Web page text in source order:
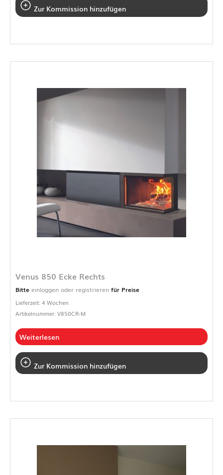
Zur Kommission hinzufügen
Venus 850 Ecke Rechts
Bitte einloggen oder registrieren für Preise
Lieferzeit: 4 Wochen
Artikelnummer: V850CR-M
Weiterlesen
Zur Kommission hinzufügen